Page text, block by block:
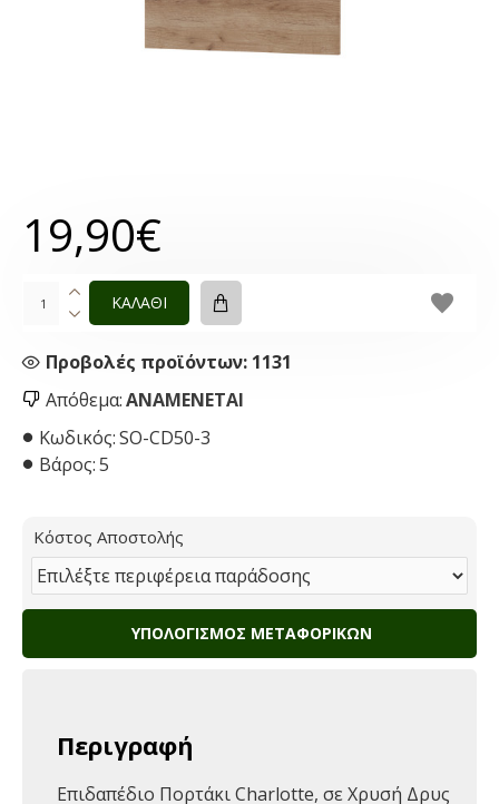
Απόθεμα:ΑΝΑΜΈΝΕΤΑΙ
Κωδικός:SO-CD50-3
Βάρος:5
Προβολές προϊόντων: 1131
19,90€
ΚΑΛΑΘΙ
Κόστος Αποστολής
ΥΠΟΛΟΓΙΣΜΌΣ ΜΕΤΑΦΟΡΙΚΏΝ
Περιγραφή
Επιδαπέδιο Πορτάκι Charlotte, σε Χρυσή Δρυς